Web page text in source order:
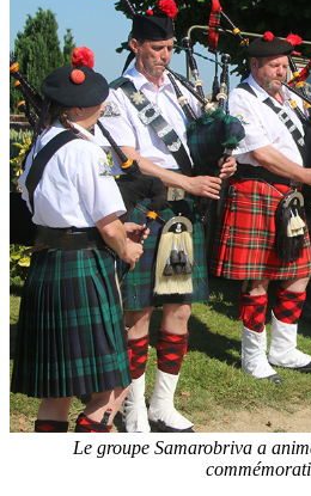
Le groupe Samarobriva a